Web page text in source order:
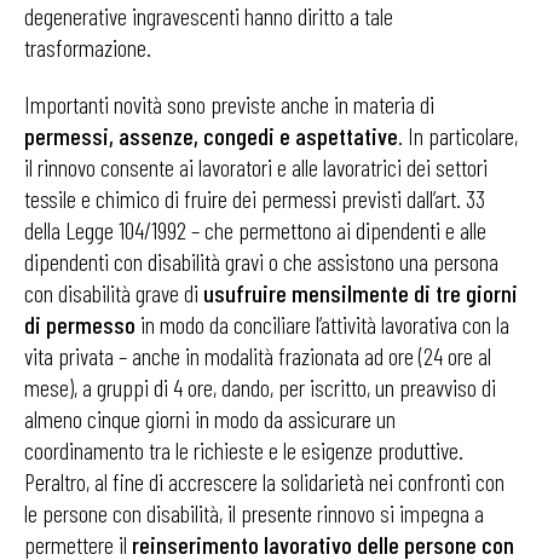
degenerative ingravescenti hanno diritto a tale
trasformazione.
Importanti novità sono previste anche in materia di
permessi, assenze, congedi e aspettative. In particolare,
il rinnovo consente ai lavoratori e alle lavoratrici dei settori
tessile e chimico di fruire dei permessi previsti dall’art. 33
della Legge 104/1992 – che permettono ai dipendenti e alle
dipendenti con disabilità gravi o che assistono una persona
con disabilità grave di usufruire mensilmente di tre giorni
di permesso in modo da conciliare l’attività lavorativa con la
vita privata – anche in modalità frazionata ad ore (24 ore al
mese), a gruppi di 4 ore, dando, per iscritto, un preavviso di
almeno cinque giorni in modo da assicurare un
coordinamento tra le richieste e le esigenze produttive.
Peraltro, al fine di accrescere la solidarietà nei confronti con
le persone con disabilità, il presente rinnovo si impegna a
permettere il reinserimento lavorativo delle persone con